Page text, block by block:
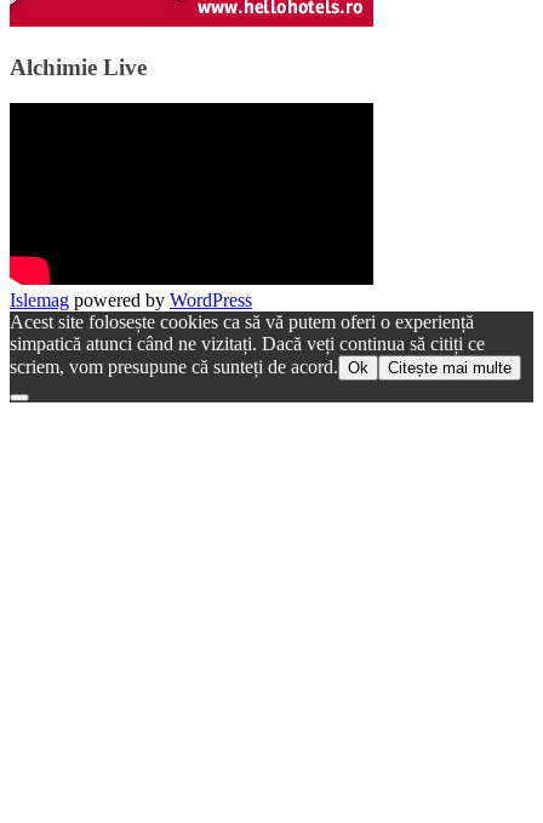
Alchimie Live
Islemag powered by WordPress
Acest site folosește cookies ca să vă putem oferi o experiență
simpatică atunci când ne vizitați. Dacă veți continua să citiți ce
scriem, vom presupune că sunteți de acord. Ok Citește mai multe